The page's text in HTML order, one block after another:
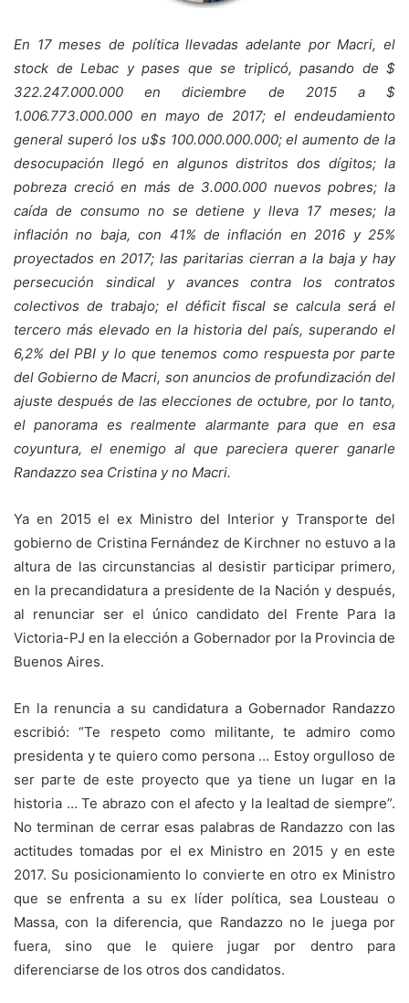
En 17 meses de política llevadas adelante por Macri, el
stock de Lebac y pases que se triplicó, pasando de $
322.247.000.000 en diciembre de 2015 a $
1.006.773.000.000 en mayo de 2017; el endeudamiento
general superó los u$s 100.000.000.000; el aumento de la
desocupación llegó en algunos distritos dos dígitos; la
pobreza creció en más de 3.000.000 nuevos pobres; la
caída de consumo no se detiene y lleva 17 meses; la
inflación no baja, con 41% de inflación en 2016 y 25%
proyectados en 2017; las paritarias cierran a la baja y hay
persecución sindical y avances contra los contratos
colectivos de trabajo; el déficit fiscal se calcula será el
tercero más elevado en la historia del país, superando el
6,2% del PBI y lo que tenemos como respuesta por parte
del Gobierno de Macri, son anuncios de profundización del
ajuste después de las elecciones de octubre, por lo tanto,
el panorama es realmente alarmante para que en esa
coyuntura, el enemigo al que pareciera querer ganarle
Randazzo sea Cristina y no Macri.
Ya en 2015 el ex Ministro del Interior y Transporte del
gobierno de Cristina Fernández de Kirchner no estuvo a la
altura de las circunstancias al desistir participar primero,
en la precandidatura a presidente de la Nación y después,
al renunciar ser el único candidato del Frente Para la
Victoria-PJ en la elección a Gobernador por la Provincia de
Buenos Aires.
En la renuncia a su candidatura a Gobernador Randazzo
escribió: “Te respeto como militante, te admiro como
presidenta y te quiero como persona … Estoy orgulloso de
ser parte de este proyecto que ya tiene un lugar en la
historia … Te abrazo con el afecto y la lealtad de siempre”.
No terminan de cerrar esas palabras de Randazzo con las
actitudes tomadas por el ex Ministro en 2015 y en este
2017. Su posicionamiento lo convierte en otro ex Ministro
que se enfrenta a su ex líder política, sea Lousteau o
Massa, con la diferencia, que Randazzo no le juega por
fuera, sino que le quiere jugar por dentro para
diferenciarse de los otros dos candidatos.